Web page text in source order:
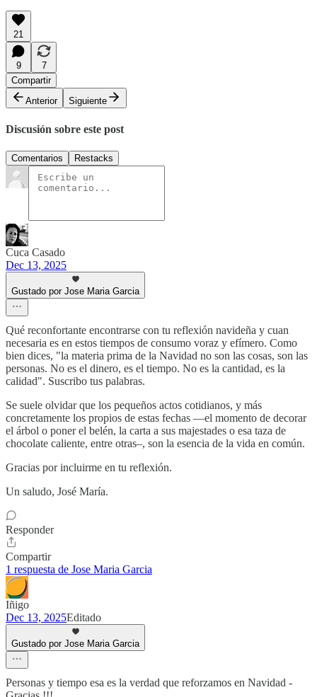
21
9
7
Compartir
Anterior
Siguiente
Discusión sobre este post
Comentarios Restacks
Cuca Casado
Dec 13, 2025
Gustado por Jose Maria Garcia
Qué reconfortante encontrarse con tu reflexión navideña y cuan
necesaria es en estos tiempos de consumo voraz y efímero. Como
bien dices, "la materia prima de la Navidad no son las cosas, son las
personas. No es el dinero, es el tiempo. No es la cantidad, es la
calidad". Suscribo tus palabras.
Se suele olvidar que los pequeños actos cotidianos, y más
concretamente los propios de estas fechas —el momento de decorar
el árbol o poner el belén, la carta a sus majestades o esa taza de
chocolate caliente, entre otras–, son la esencia de la vida en común.
Gracias por incluirme en tu reflexión.
Un saludo, José María.
Responder
Compartir
1 respuesta de Jose Maria Garcia
Iñigo
Dec 13, 2025Editado
Gustado por Jose Maria Garcia
Personas y tiempo esa es la verdad que reforzamos en Navidad -